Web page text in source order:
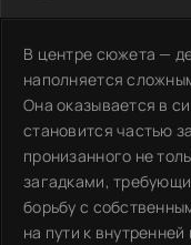
В центре сюжета —
наполняется
Она оказывается в
становится частью
пронизанного не
загадками,
борьбу с
на пути к